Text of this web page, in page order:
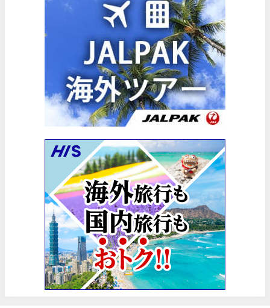
楽天トラベル) 海外ツアー(サマーSALE) 最大50,000円OFFクー
楽天トラベル) 海外ツアー 最大30,000円OFFクーポン
Trip.com) 海外航空券(香港) 最大5,000円OFFクーポン
Trip.com) 韓国旅 最大50%OFFセール
エアトリ) 海外航空券 最大3,000円OFFクーポン
HIS) 海外航空券 2,000円OFFクーポン
HIS) 海外航空券タイムセール
楽天トラベル) 海外ツアー 最大15,000円OFFクーポン
Trip.com) 海外航空券(アジア) 6,900円~
Trip.com) 航空券＋ホテル 最大5,000円OFFクーポン
Trip.com) 海外航空券 最大2,500円OFFクーポン
Trip.com) タイ旅 最大50%OFFセール
楽天トラベル) 海外ツアー 最大30,000円OFFクーポン